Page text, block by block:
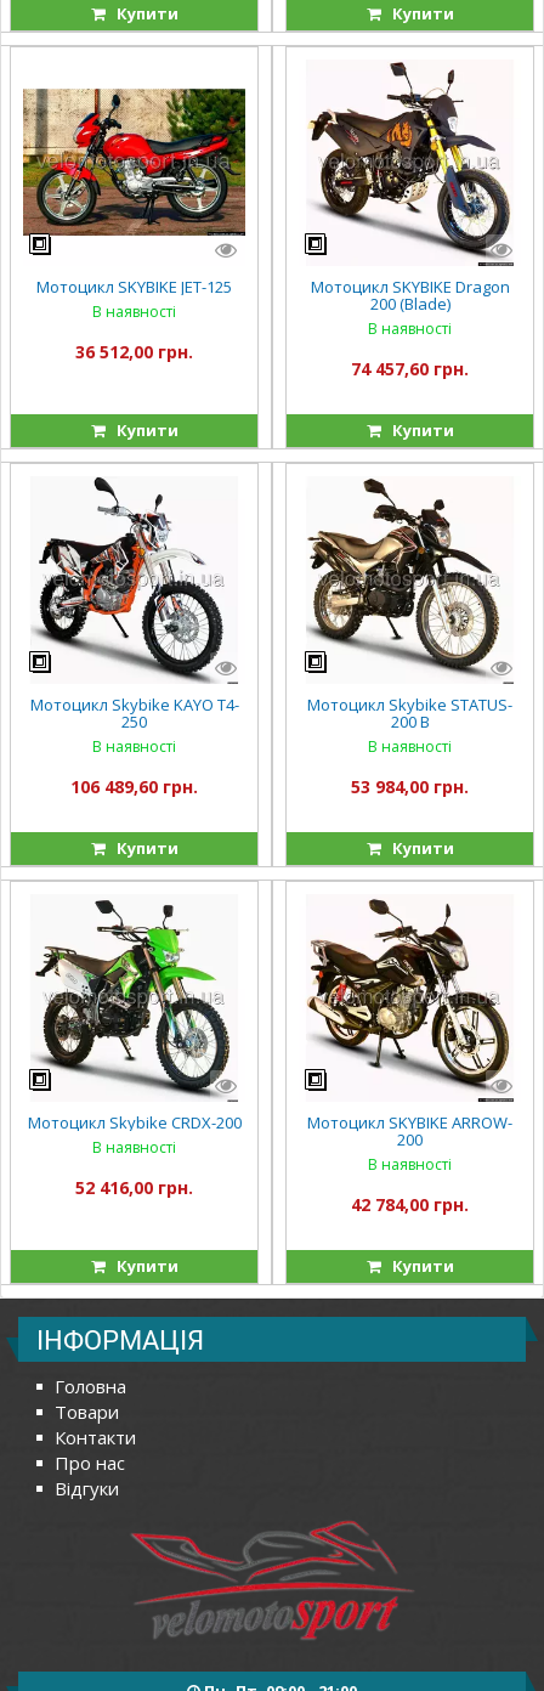
Купити Купити
Мотоцикл SKYBIKE JET-125
В наявності
36 512,00 грн.
Купити
Мотоцикл SKYBIKE Dragon
200 (Blade)
В наявності
74 457,60 грн.
Купити
Мотоцикл Skybike KAYO T4-
250
В наявності
106 489,60 грн.
Купити
Мотоцикл Skybike STATUS-
200 B
В наявності
53 984,00 грн.
Купити
Мотоцикл Skybike CRDX-200
В наявності
52 416,00 грн.
Купити
Мотоцикл SKYBIKE ARROW-
200
В наявності
42 784,00 грн.
Купити
ІНФОРМАЦІЯ
Головна
Товари
Контакти
Про нас
Відгуки